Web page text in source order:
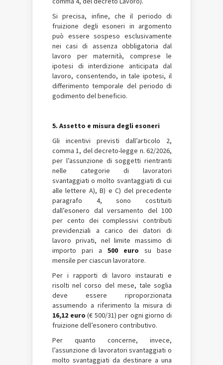
Si precisa, infine, che il periodo di
fruizione degli esoneri in argomento
può essere sospeso esclusivamente
nei casi di assenza obbligatoria dal
lavoro per maternità, comprese le
ipotesi di interdizione anticipata dal
lavoro, consentendo, in tale ipotesi, il
differimento temporale del periodo di
godimento del beneficio.
5. Assetto e misura degli esoneri
Gli incentivi previsti dall’articolo 2,
comma 1, del decreto-legge n. 62/2026,
per l’assunzione di soggetti rientranti
nelle categorie di lavoratori
svantaggiati o molto svantaggiati di cui
alle lettere A), B) e C) del precedente
paragrafo 4, sono costituiti
dall’esonero dal versamento del 100
per cento dei complessivi contributi
previdenziali a carico dei datori di
lavoro privati, nel limite massimo di
importo pari a 500 euro su base
mensile per ciascun lavoratore.
Per i rapporti di lavoro instaurati e
risolti nel corso del mese, tale soglia
deve essere riproporzionata
assumendo a riferimento la misura di
16,12 euro (€ 500/31) per ogni giorno di
fruizione dell’esonero contributivo.
Per quanto concerne, invece,
l’assunzione di lavoratori svantaggiati o
molto svantaggiati da destinare a una